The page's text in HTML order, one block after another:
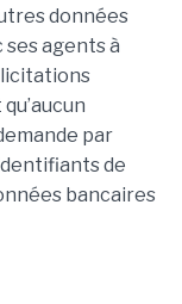
données
agents à
par
de
bancaires